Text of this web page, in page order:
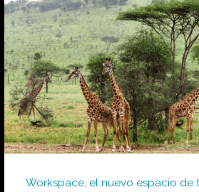
Workspace, el nuevo espacio de